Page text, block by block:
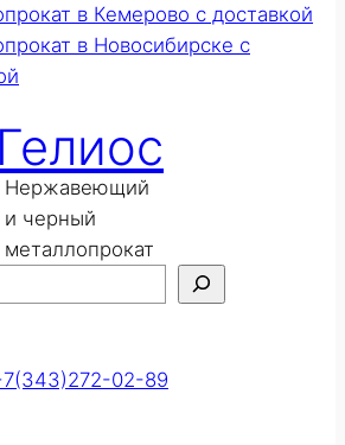
в Кемерово с доставкой
в Новосибирске с
Гелиос
Нержавеющий
и черный
металлопрокат
02-89